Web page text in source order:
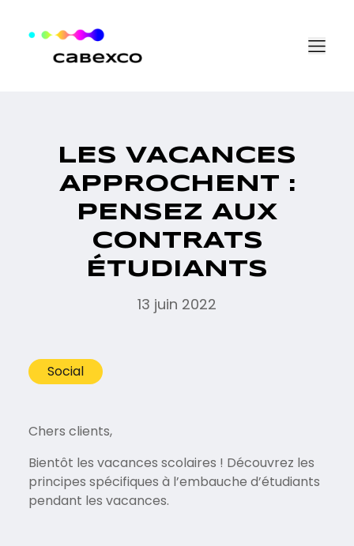
LES VACANCES
APPROCHENT :
PENSEZ AUX
CONTRATS
ÉTUDIANTS
13 juin 2022
Social
Chers clients,
Bientôt les vacances scolaires ! Découvrez les
principes spécifiques à l’embauche d’étudiants
pendant les vacances.